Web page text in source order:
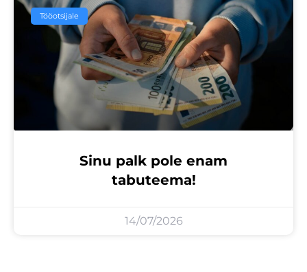
Tööotsijale
Sinu palk pole enam
tabuteema!
14/07/2026